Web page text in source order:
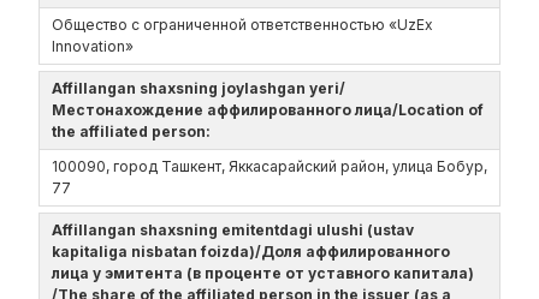
Общество с ограниченной ответственностью «UzEx
Innovation»
Affillangan shaxsning joylashgan yeri/
Местонахождение аффилированного лица/Location of
the affiliated person:
100090, город Ташкент, Яккасарайский район, улица Бобур,
77
Affillangan shaxsning emitentdagi ulushi (ustav
kapitaliga nisbatan foizda)/Доля аффилированного
лица у эмитента (в проценте от уставного капитала)
/The share of the affiliated person in the issuer (as a